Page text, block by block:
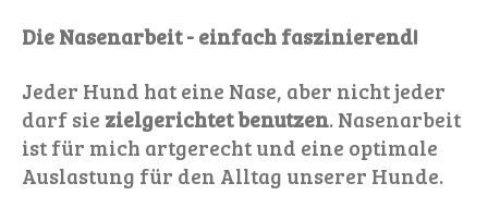
Die Nasenarbeit - einfach faszinierend!
Jeder Hund hat eine Nase, aber nicht jeder
darf sie zielgerichtet benutzen. Nasenarbeit
ist für mich artgerecht und eine optimale
Auslastung für den Alltag unserer Hunde.